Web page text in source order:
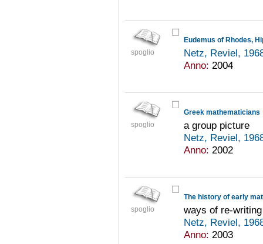
spoglio
Netz, Reviel,
Anno: 2004
spoglio
Greek mathematicians
a group picture
Netz, Reviel,
Anno: 2002
spoglio
The history of early
ways of re-
Netz, Reviel,
Anno: 2003